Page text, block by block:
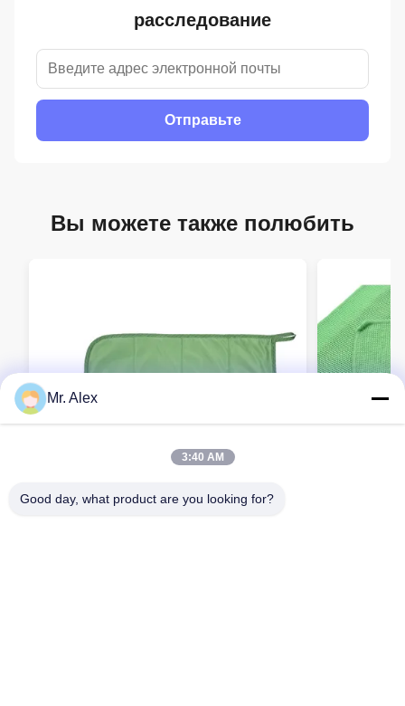
расследование
Отправьте
Вы можете также полюбить
Mr. Alex
3:40 AM
Good day, what product are you looking for?